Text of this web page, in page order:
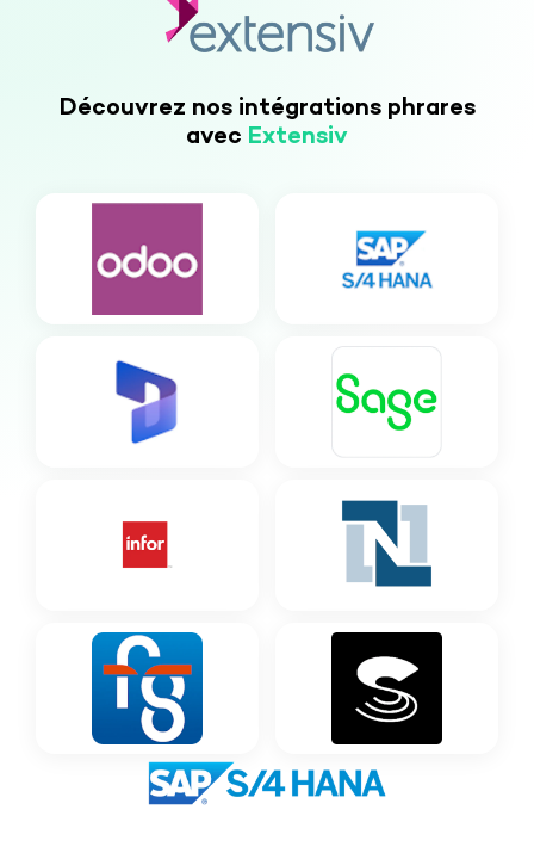
Découvrez nos intégrations phrares
avec Extensiv